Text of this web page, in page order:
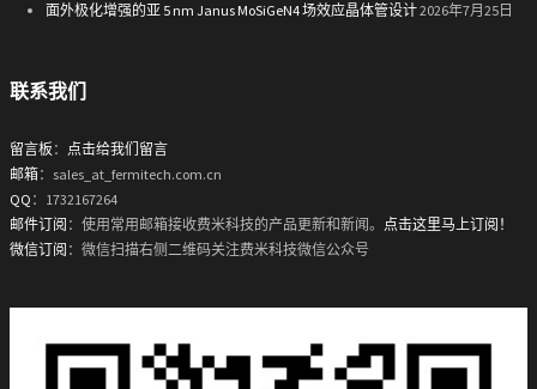
面外极化增强的亚 5 nm Janus MoSiGeN4 场效应晶体管设计2026年7月25日
联系我们
留言板 ： 点击给我们留言
邮箱：sales_at_fermitech.com.cn
QQ ：1732167264
邮件订阅 ：使用常用邮箱接收费米科技的产品更新和新闻。 点击这里马上订阅！
微信订阅 ：微信扫描右侧二维码关注费米科技微信公众号